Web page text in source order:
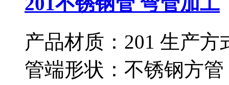
产品材质：201 生产
管端形状：不锈钢方